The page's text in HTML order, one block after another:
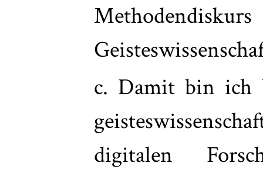
c. Damit bin ich
digitalen